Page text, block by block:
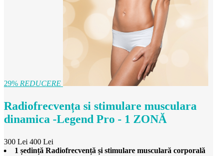
29% REDUCERE
Radiofrecvența si stimulare musculara
dinamica -Legend Pro - 1 ZONĂ
300 Lei 400 Lei
1 ședință Radiofrecvență și stimulare musculară corporală